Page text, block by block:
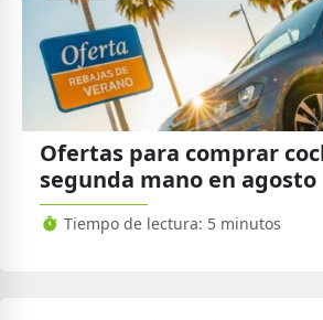
Ofertas para comprar
segunda mano en agosto
Tiempo de lectura: 5 minutos